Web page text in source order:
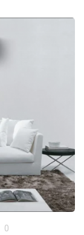
0